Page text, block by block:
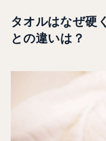
タオルはなぜ硬
との違いは？